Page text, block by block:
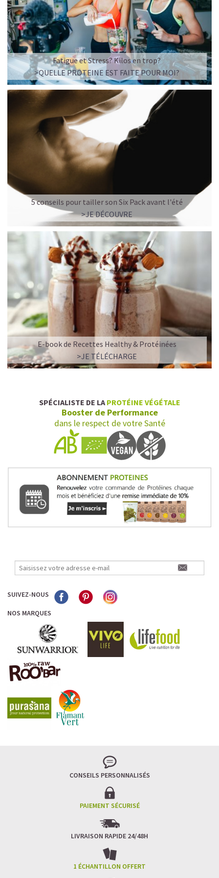
Imaginez un caramel fondant qui se mêle à un café
frappé crémeux, sans sucre raffiné et boosté en
protéines végétales.
C’est la boisson plaisir par excellence — celle qui
réconcilie dessert glacé et nutrition.
Résultat : un corps rassasié, une énergie durable, et zéro
fringale. Pour les gourmands qui veulent se faire plaisir
sans sacrifier leurs objectifs.
Découvrir le Café frappé au Caramel Protéiné
🍫 MOCHA GLACÉ PROTÉINÉ
L’ALLIANCE PARFAITE ENTRE PLAISIR ET
PERFORMANCE
Cacao pur, café expresso et lait végétal fusionnent dans
une boisson veloutée et énergisante.
Une vraie caresse chocolatée, riche en protéines, léger
pour ne jamais peser.
Pour les accros au chocolat qui veulent booster leurs
journées avec goût et équilibre.
Mocha Glacé Protéiné
🍵 MATCHA LATTE GLACÉ
LA FRAÎCHEUR VERTE QUI APAISE L’ESPRIT
Le matcha, ce thé japonais se marie à la douceur du lait
tout en stimulant la concentration.
Un goût légèrement herbacé, addictif et plein de
Idéal pour : recharger ses batteries sans caféine,
hydrater, et retrouver focus et sérénité.
Matcha Latte Glacé Protéiné
SAWONDO RÉINVENTE LE PLAISIR DES CAFÉS GLACÉS
✅ Sans sucre raffiné
Fatigue et Stress? Kilos en trop?
>QUELLE PROTEINE EST FAITE POUR MOI?
5 conseils pour tailler son Six Pack avant l'été
>JE DÉCOUVRE
E-book de Recettes Healthy & Protéinées
>JE TÉLÉCHARGE
SPÉCIALISTE DE LA PROTÉINE VÉGÉTALE
Booster de Performance
dans le respect de votre Santé
SUIVEZ-NOUS
NOS MARQUES
CONSEILS PERSONNALISÉS
PAIEMENT SÉCURISÉ
LIVRAISON RAPIDE 24/48H
1 ÉCHANTILLON OFFERT